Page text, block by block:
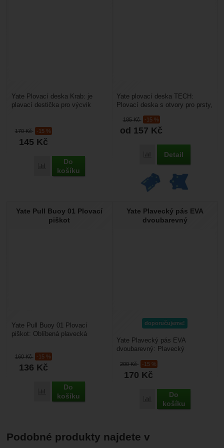
170Kč -15 %
145 Kč
Porovnat
Do
košíku
Yate Plovací deska Krab: je
plavací destička pro výcvik
185Kč -15 %
od 157 Kč
Porovnat
Detail
Yate plovací deska TECH:
Plovací deska s otvory pro prsty,
pro začátečníky...
Yate Pull Buoy 01 Plovací
piškot
160Kč -15 %
136 Kč
Porovnat
Do
košíku
Yate Pull Buoy 01 Plovací
piškot: Oblíbená plavecká
a posílení horní poloviny...
Yate Plavecký pás EVA
dvoubarevný
doporučujeme!
200Kč -15 %
170 Kč
Porovnat
Do
košíku
Yate Plavecký pás EVA
dvoubarevný: Plavecký
vhodnou plaveckou pomůckou
pro...
Podobné produkty najdete v